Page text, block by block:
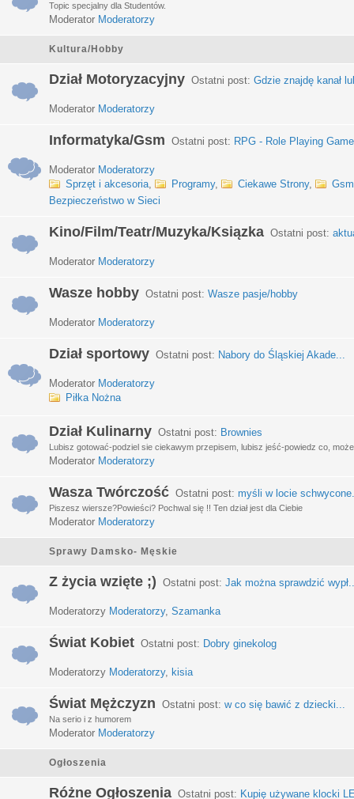
Topic specjalny dla Studentów.
Moderator Moderatorzy
Kultura/Hobby
Dział Motoryzacyjny Ostatni post: Gdzie znajdę kanał
Moderator Moderatorzy
Informatyka/Gsm Ostatni post: RPG - Role Playing
Moderator Moderatorzy
Sprzęt i akcesoria, Programy, Ciekawe Strony,
Gsm
Bezpieczeństwo w Sieci
Kino/Film/Teatr/Muzyka/Ksiązka Ostatni post:
Moderator Moderatorzy
Wasze hobby Ostatni post: Wasze pasje/hobby
Moderator Moderatorzy
Dział sportowy Ostatni post: Nabory do Śląskiej Akade...
Moderator Moderatorzy
Piłka Nożna
Dział Kulinarny Ostatni post: Brownies
Lubisz gotować-podziel sie ciekawym przepisem, lubisz jeść-powiedz co,
Moderator Moderatorzy
Wasza Twórczość Ostatni post: myśli w locie
Piszesz wiersze?Powieści? Pochwal się !! Ten dział jest dla Ciebie
Moderator Moderatorzy
Sprawy Damsko- Męskie
Z życia wzięte ;) Ostatni post: Jak można sprawdzić
Moderatorzy Moderatorzy, Szamanka
Świat Kobiet Ostatni post: Dobry ginekolog
Moderatorzy Moderatorzy, kisia
Świat Mężczyzn Ostatni post: w co się bawić z dziecki...
Na serio i z humorem
Moderator Moderatorzy
Ogłoszenia
Różne Ogłoszenia Ostatni post: Kupię używane klocki